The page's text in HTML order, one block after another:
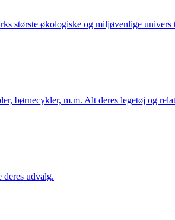
største økologiske og miljøvenlige
børnecykler, m.m. Alt deres legetøj og
udvalg.